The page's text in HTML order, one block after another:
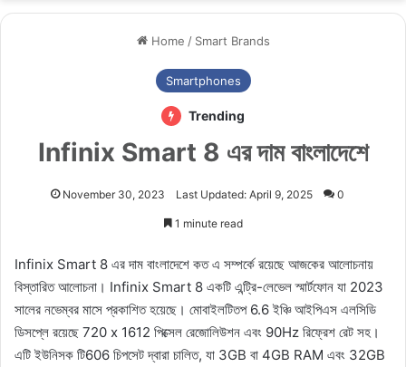
Home / Smart Brands
Smartphones
Trending
Infinix Smart 8 এর দাম বাংলাদেশে
November 30, 2023 Last Updated: April 9, 2025 0
1 minute read
Infinix Smart 8 এর দাম বাংলাদেশে কত এ সম্পর্কে রয়েছে আজকের আলোচনায়
বিস্তারিত আলোচনা। Infinix Smart 8 একটি এন্ট্রি-লেভেল স্মার্টফোন যা 2023
সালের নভেম্বর মাসে প্রকাশিত হয়েছে। মোবাইলটিতপ 6.6 ইঞ্চি আইপিএস এলসিডি
ডিসপ্লে রয়েছে 720 x 1612 পিক্সেল রেজোলিউশন এবং 90Hz রিফ্রেশ রেট সহ।
এটি ইউনিসক টি606 চিপসেট দ্বারা চালিত, যা 3GB বা 4GB RAM এবং 32GB